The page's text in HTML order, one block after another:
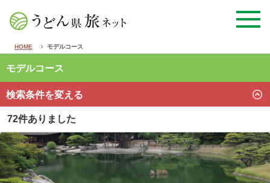
HOME モデルコース
モデルコース
検索条件を変える
72件ありました